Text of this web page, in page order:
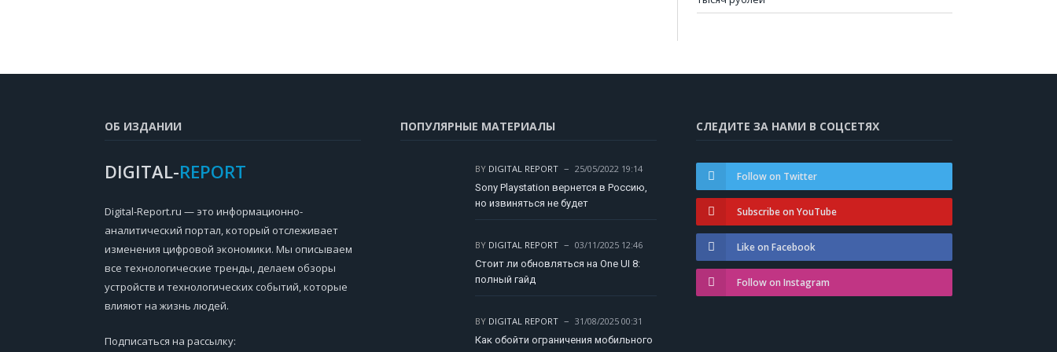
ОБ ИЗДАНИИ
DIGITAL-REPORT
Digital-Report.ru — это информационно-
аналитический портал, который отслеживает
изменения цифровой экономики. Мы описываем
все технологические тренды, делаем обзоры
устройств и технологических событий, которые
влияют на жизнь людей.
Подписаться на рассылку:
ПОПУЛЯРНЫЕ МАТЕРИАЛЫ
BY DIGITAL REPORT
25/05/2022 19:14
Sony Playstation вернется в Россию,
но извиняться не будет
BY DIGITAL REPORT
03/11/2025 12:46
Стоит ли обновляться на One UI 8:
полный гайд
BY DIGITAL REPORT
31/08/2025 00:31
Как обойти ограничения мобильного
СЛЕДИТЕ ЗА НАМИ В СОЦСЕТЯХ
Follow on Twitter
Subscribe on YouTube
Like on Facebook
Follow on Instagram